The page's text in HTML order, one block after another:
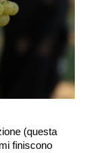
(questa
finiscono